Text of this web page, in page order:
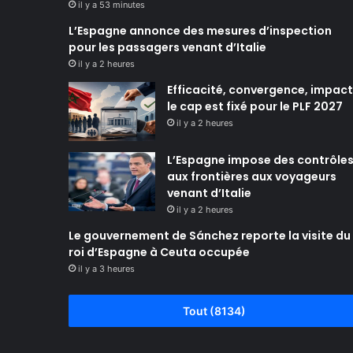
il y a 53 minutes
L’Espagne annonce des mesures d’inspection
pour les passagers venant d’Italie
il y a 2 heures
Efficacité, convergence,
le cap est fixé pour le PLF 2027
il y a 2 heures
L’Espagne impose des contrôles
aux frontières aux voyageurs
venant d’Italie
il y a 2 heures
Le gouvernement de Sánchez reporte la visite du
roi d’Espagne à Ceuta occupée
il y a 3 heures
Tout (8134)